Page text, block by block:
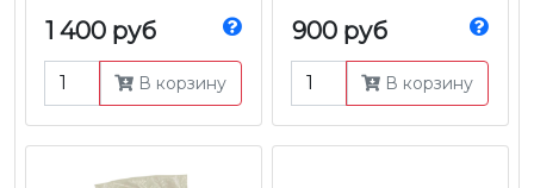
1 400 руб
В корзину
900 руб
В корзину